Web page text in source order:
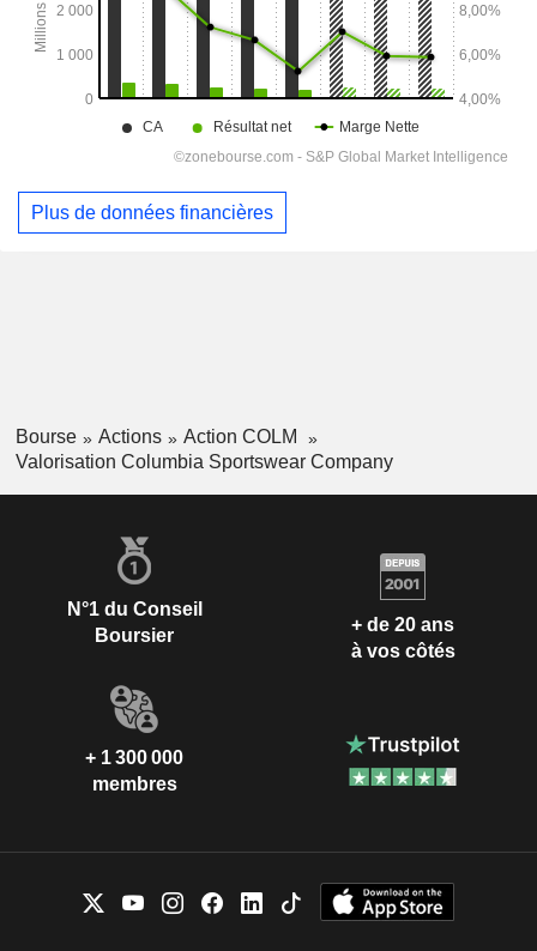
Plus de données financières
Bourse Actions
Action COLM
Valorisation Columbia Sportswear Company
N°1 du Conseil
Boursier
+ de 20 ans
à vos côtés
+ 1 300 000
membres